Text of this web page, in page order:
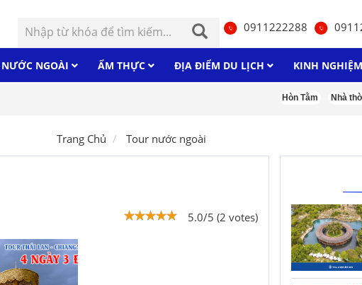
0911222288
NGOÀI ẨM THỰC ĐỊA ĐIỂM DU LỊCH KINH
Hòn Tằm Nhà thờ
Trang Chủ Tour nước ngoài
5.0/5 (2 votes)